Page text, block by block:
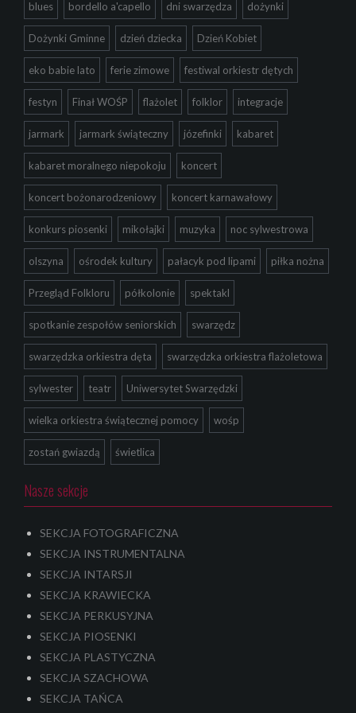
blues bordello a'capello dni swarzędza dożynki
Dożynki Gminne dzień dziecka Dzień Kobiet
eko babie lato ferie zimowe festiwal orkiestr dętych
festyn Finał WOŚP flażolet folklor integracje
jarmark jarmark świąteczny józefinki kabaret
kabaret moralnego niepokoju koncert
koncert bożonarodzeniowy koncert karnawałowy
konkurs piosenki mikołajki muzyka noc sylwestrowa
olszyna ośrodek kultury pałacyk pod lipami piłka nożna
Przegląd Folkloru półkolonie spektakl
spotkanie zespołów seniorskich swarzędz
swarzędzka orkiestra dęta swarzędzka orkiestra flażoletowa
sylwester teatr Uniwersytet Swarzędzki
wielka orkiestra świątecznej pomocy wośp
zostań gwiazdą świetlica
Nasze sekcje
SEKCJA FOTOGRAFICZNA
SEKCJA INSTRUMENTALNA
SEKCJA INTARSJI
SEKCJA KRAWIECKA
SEKCJA PERKUSYJNA
SEKCJA PIOSENKI
SEKCJA PLASTYCZNA
SEKCJA SZACHOWA
SEKCJA TAŃCA